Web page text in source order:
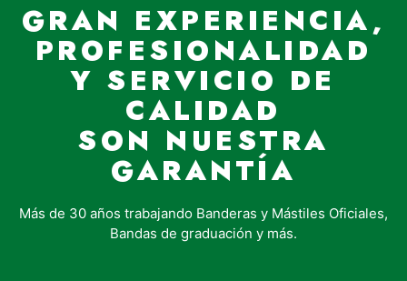
GRAN EXPERIENCIA,
PROFESIONALIDAD
Y SERVICIO DE
CALIDAD
SON NUESTRA
GARANTÍA
Más de 30 años trabajando Banderas y Mástiles Oficiales,
Bandas de graduación y más.